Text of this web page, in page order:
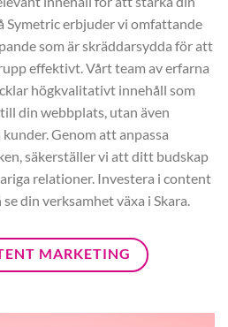
Symetric erbjuder vi omfattande
som är skräddarsydda för att
effektivt. Vårt team av erfarna
högkvalitativt innehåll som
din webbplats, utan även
Genom att anpassa
säkerställer vi att ditt budskap
relationer. Investera i content
din verksamhet växa i Skara.
MARKETING